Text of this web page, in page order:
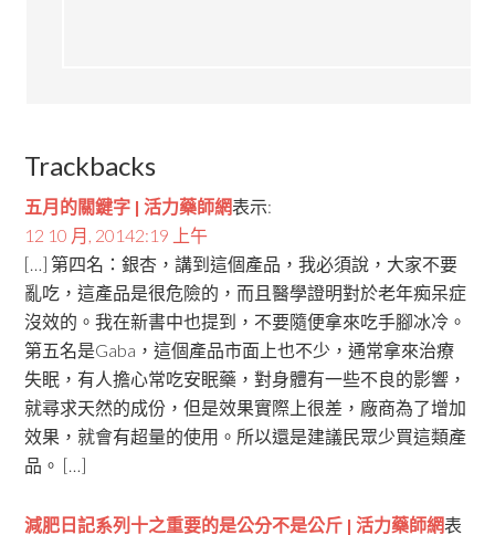
Trackbacks
五月的關鍵字 | 活力藥師網表示:
12 10 月, 20142:19 上午
[…] 第四名：銀杏，講到這個產品，我必須說，大家不要
亂吃，這產品是很危險的，而且醫學證明對於老年痴呆症
沒效的。我在新書中也提到，不要隨便拿來吃手腳冰冷。
第五名是Gaba，這個產品市面上也不少，通常拿來治療
失眠，有人擔心常吃安眠藥，對身體有一些不良的影響，
就尋求天然的成份，但是效果實際上很差，廠商為了增加
效果，就會有超量的使用。所以還是建議民眾少買這類產
品。 […]
減肥日記系列十之重要的是公分不是公斤 | 活力藥師網表